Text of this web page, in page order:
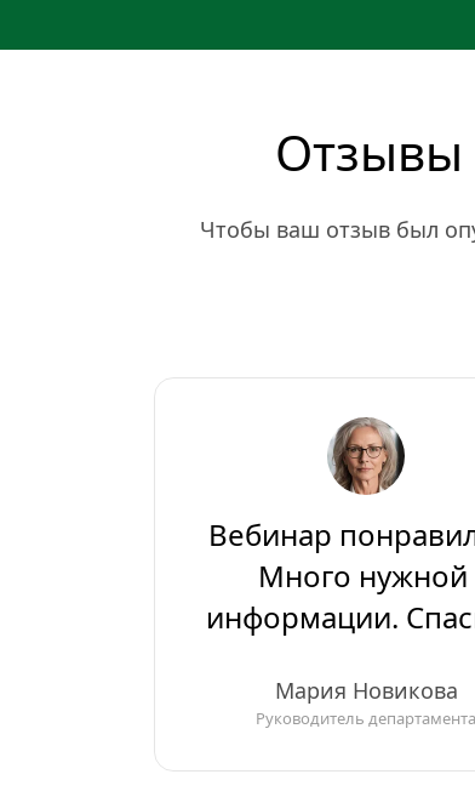
Отзывы
Чтобы ваш отзыв был
Вебинар
Много нужной
информации.
Мария Новикова
Руководитель департамента